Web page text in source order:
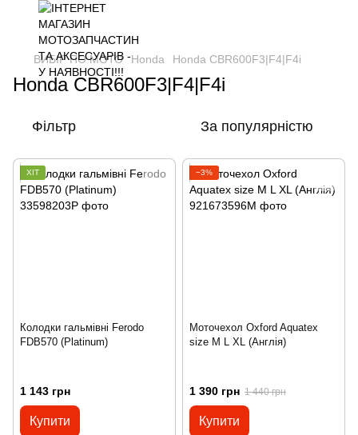
ВИБІР ПО МОТО Honda Honda CBR600F3|F4|F4i
Honda CBR600F3|F4|F4i
Фільтр За популярністю
ХІТ
Колодки гальмівні Ferodo
FDB570 (Platinum)
1 143 грн
Купити
−3%
Моточехол Oxford Aquatex
size M L XL (Англія)
1 390 грн 1 440 грн
Купити